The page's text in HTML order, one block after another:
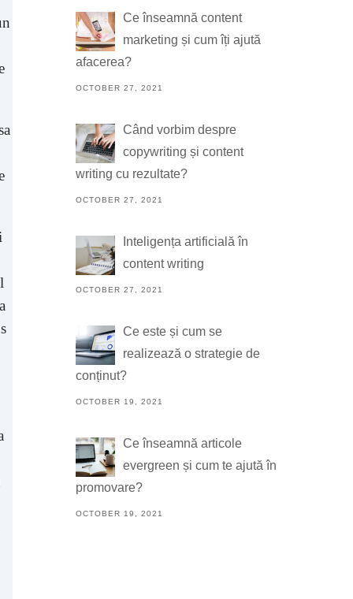
Ce înseamnă content
marketing și cum îți ajută
afacerea?
OCTOBER 27, 2021
Când vorbim despre
copywriting și content
writing cu rezultate?
OCTOBER 27, 2021
Inteligența artificială în
content writing
OCTOBER 27, 2021
Ce este și cum se
realizează o strategie de
conținut?
OCTOBER 19, 2021
Ce înseamnă articole
evergreen și cum te ajută în
promovare?
OCTOBER 19, 2021